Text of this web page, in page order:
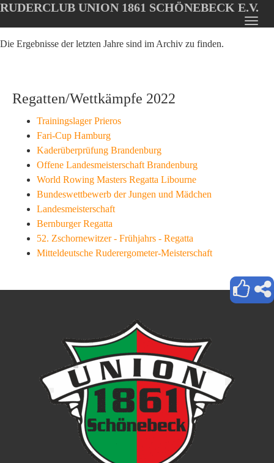
Oops, an error occurred! Code: 202608080411246a282f38
to
RUDERCLUB UNION 1861 SCHÖNEBECK E.V.
Die Ergebnisse der letzten Jahre sind im Archiv zu finden.
Regatten/Wettkämpfe 2022
Trainingslager Prieros
Fari-Cup Hamburg
Kaderüberprüfung Brandenburg
Offene Landesmeisterschaft Brandenburg
World Rowing Masters Regatta Libourne
Bundeswettbewerb der Jungen und Mädchen
Landesmeisterschaft
Bernburger Regatta
52. Zschornewitzer - Frühjahrs - Regatta
Mitteldeutsche Ruderergometer-Meisterschaft